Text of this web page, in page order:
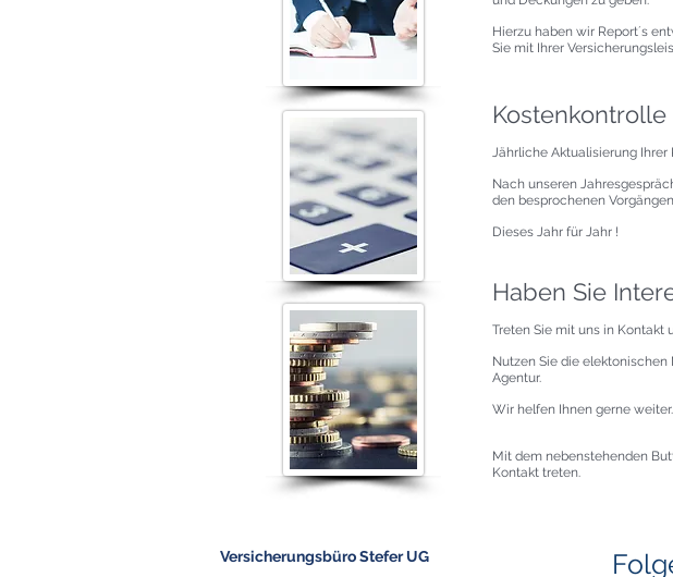
Hierzu haben wir Report´s
Sie mit Ihrer
Kostenkontrolle
Jährliche Aktualisierung Ihrer
Nach unseren
den besprochenen
Dieses Jahr für Jahr !
Haben Sie
Treten Sie mit uns in Kontakt
Nutzen Sie die
Agentur.
Wir helfen Ihnen gerne weiter.
Mit dem nebenstehenden
Kontakt treten.
Versicherungsbüro Stefer UG